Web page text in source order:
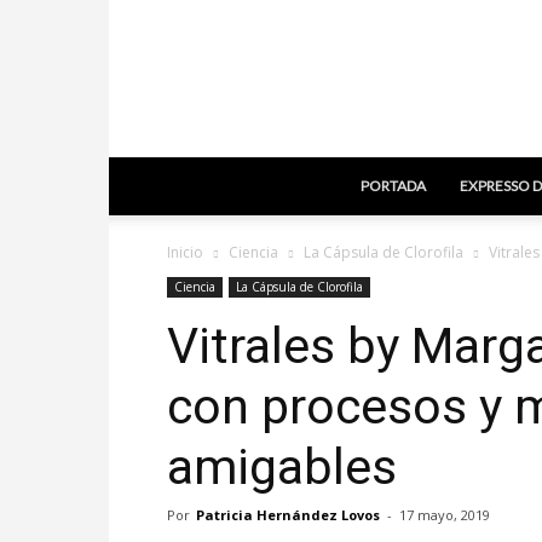
PORTADA EXPRESSO
Inicio Ciencia La Cápsula de Clorofila
Ciencia La Cápsula de Clorofila
Vitrales by
con procesos y
amigables
Por Patricia Hernández Lovos - 17 mayo, 2019